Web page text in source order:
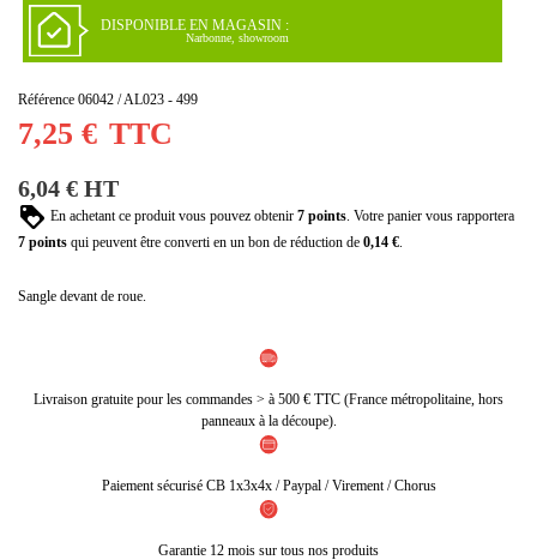
DISPONIBLE EN MAGASIN :
Narbonne, showroom
Référence 06042 / AL023 - 499
7,25 € TTC
6,04 € HT
En achetant ce produit vous pouvez obtenir 7 points . Votre panier vous rapportera
7 points qui peuvent être converti en un bon de réduction de 0,14 €
Sangle devant de roue.
Livraison gratuite pour les commandes > à 500 € TTC (France métropolitaine, hors
panneaux à la découpe).
Paiement sécurisé CB 1x3x4x / Paypal / Virement / Chorus
Garantie 12 mois sur tous nos produits